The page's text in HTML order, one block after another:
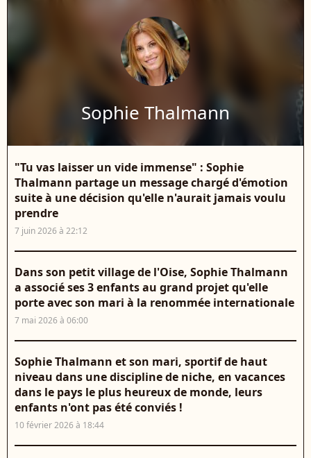
Sophie Thalmann
"Tu vas laisser un vide immense" : Sophie
Thalmann partage un message chargé d'émotion
suite à une décision qu'elle n'aurait jamais voulu
prendre
7 juin 2026 à 22:12
Dans son petit village de l'Oise, Sophie Thalmann
a associé ses 3 enfants au grand projet qu'elle
porte avec son mari à la renommée internationale
7 mai 2026 à 06:00
Sophie Thalmann et son mari, sportif de haut
niveau dans une discipline de niche, en vacances
dans le pays le plus heureux de monde, leurs
enfants n'ont pas été conviés !
10 février 2026 à 18:44